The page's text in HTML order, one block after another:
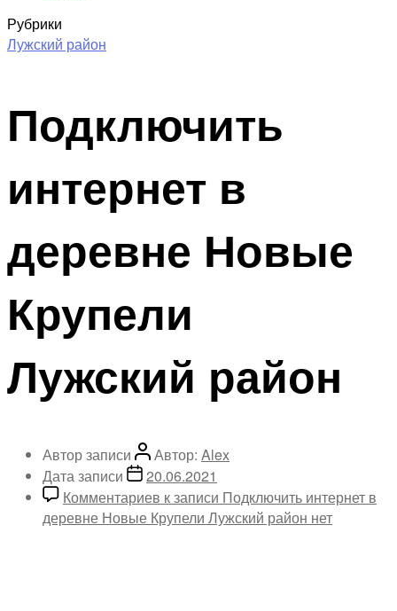
Рубрики
Лужский район
Подключить
интернет в
деревне Новые
Крупели
Лужский район
Автор записи Автор: Alex
Дата записи
20.06.2021
Комментариев к записи Подключить интернет в
деревне Новые Крупели Лужский район нет